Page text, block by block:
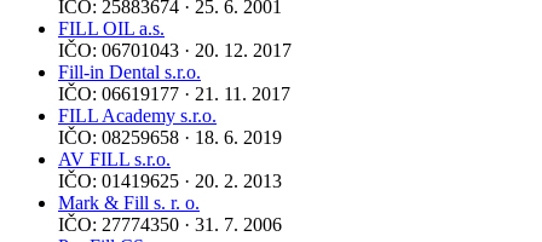
IČO: 25883674 · 25. 6. 2001
FILL OIL a.s.
IČO: 06701043 · 20. 12. 2017
Fill-in Dental s.r.o.
IČO: 06619177 · 21. 11. 2017
FILL Academy s.r.o.
IČO: 08259658 · 18. 6. 2019
AV FILL s.r.o.
IČO: 01419625 · 20. 2. 2013
Mark & Fill s. r. o.
IČO: 27774350 · 31. 7. 2006